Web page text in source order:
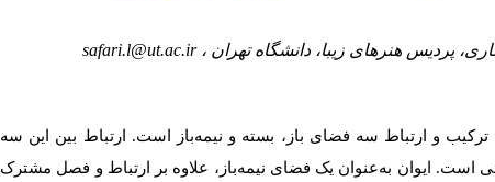
پردیس هنرهای زیبا، دانشگاه تهران ،safari.l@ut.ac.ir
و ارتباط سه فضای باز، بسته و نیمه‌باز است. ارتباط بین این سه
است. ایوان به‌عنوان یک فضای نیمه‌باز، علاوه بر ارتباط و فصل مشترک